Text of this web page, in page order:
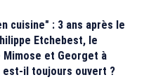
cuisine" : 3 ans après le
Etchebest, le
et Georget à
est-il toujours ouvert ?